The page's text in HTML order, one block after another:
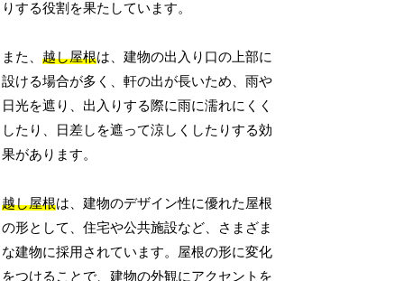
りする役割を果たしています。
また、越し屋根は、建物の出入り口の上部に
設ける場合が多く、軒の出が長いため、雨や
日光を遮り、出入りする際に雨に濡れにくく
したり、日差しを遮って涼しくしたりする効
果があります。
越し屋根は、建物のデザイン性に優れた屋根
の形として、住宅や公共施設など、さまざま
な建物に採用されています。屋根の形に変化
をつけることで、建物の外観にアクセントを